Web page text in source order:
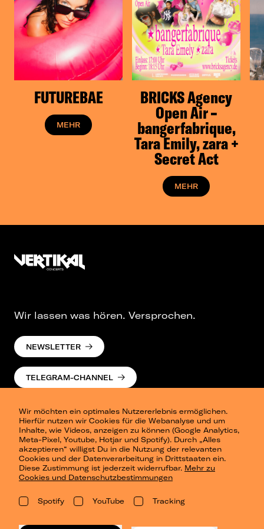
FUTUREBAE
MEHR
BRICKS Agency
Open Air –
bangerfabrique,
Tara Emily, zara +
Secret Act
MEHR
Wir möchten ein optimales Nutzererlebnis ermöglichen.
Hierfür nutzen wir Cookies für die Webanalyse und um
Inhalte, wie Videos, anzeigen zu können (Google Analytics,
Meta-Pixel, Youtube, Hotjar und Spotify). Durch „Alles
akzeptieren“ willigst Du in die Nutzung der relevanten
Cookies und der Datenverarbeitung in Drittstaaten ein.
Diese Zustimmung ist jederzeit widerrufbar. Mehr zu
Cookies und Datenschutzbestimmungen
Spotify YouTube Tracking
Wir lassen was hören. Versprochen.
NEWSLETTER
TELEGRAM-CHANNEL
Presse
Berlin
Dresden
Leipzig
Konzertsommer Petersberg